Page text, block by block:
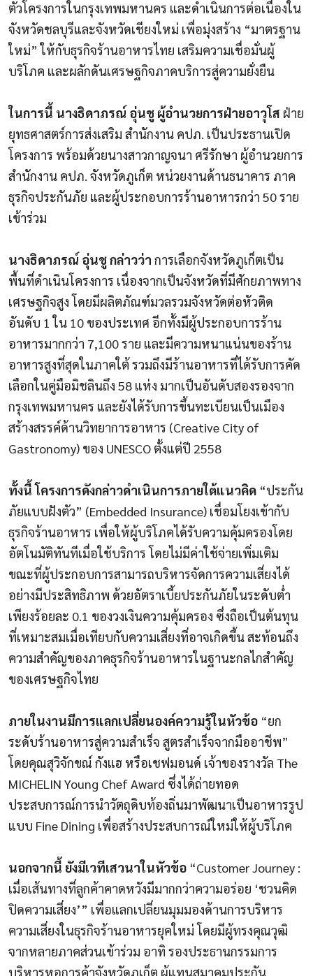
ตัวโครงการในกรุงเทพมหานคร และดำเนินการต่อเนื่องใน
จังหวัดชลบุรีและจังหวัดเชียงใหม่ เพื่อมุ่งสร้าง “มาตรฐาน
ใหม่” ให้กับธุรกิจร้านอาหารไทย เสริมความเชื่อมั่นผู้
บริโภค และผลักดันเศรษฐกิจภาคบริการสู่ความยั่งยืน
ในการนี้ นางธิดาภรณ์ อุ่นชู ผู้อำนวยการฝ่ายอาวุโส ฝ่าย
ยุทธศาสตร์การส่งเสริม สำนักงาน คปภ. เป็นประธานเปิด
โครงการ พร้อมด้วยนางสาวกาญจนา ศรีรักษา ผู้อำนวยการ
สำนักงาน คปภ. จังหวัดภูเก็ต หน่วยงานด้านธนาคาร ภาค
ธุรกิจประกันภัย และผู้ประกอบการร้านอาหารกว่า 50 ราย
เข้าร่วม
นางธิดาภรณ์ อุ่นชู กล่าวว่า การเลือกจังหวัดภูเก็ตเป็น
พื้นที่ดำเนินโครงการ เนื่องจากเป็นจังหวัดที่มีศักยภาพทาง
เศรษฐกิจสูง โดยมีผลิตภัณฑ์มวลรวมจังหวัดต่อหัวติด
อันดับ 1 ใน 10 ของประเทศ อีกทั้งมีผู้ประกอบการร้าน
อาหารมากกว่า 7,100 ราย และมีความหนาแน่นของร้าน
อาหารสูงที่สุดในภาคใต้ รวมถึงมีร้านอาหารที่ได้รับการคัด
เลือกในคู่มือมิชลินถึง 58 แห่ง มากเป็นอันดับสองรองจาก
กรุงเทพมหานคร และยังได้รับการขึ้นทะเบียนเป็นเมือง
สร้างสรรค์ด้านวิทยาการอาหาร (Creative City of
Gastronomy) ของ UNESCO ตั้งแต่ปี 2558
ทั้งนี้ โครงการดังกล่าวดำเนินการภายใต้แนวคิด “ประกัน
ภัยแบบฝังตัว” (Embedded Insurance) เชื่อมโยงเข้ากับ
ธุรกิจร้านอาหาร เพื่อให้ผู้บริโภคได้รับความคุ้มครองโดย
อัตโนมัติทันทีเมื่อใช้บริการ โดยไม่มีค่าใช้จ่ายเพิ่มเติม
ขณะที่ผู้ประกอบการสามารถบริหารจัดการความเสี่ยงได้
อย่างมีประสิทธิภาพ ด้วยอัตราเบี้ยประกันภัยในระดับต่ำ
เพียงร้อยละ 0.1 ของวงเงินความคุ้มครอง ซึ่งถือเป็นต้นทุน
ที่เหมาะสมเมื่อเทียบกับความเสี่ยงที่อาจเกิดขึ้น สะท้อนถึง
ความสำคัญของภาคธุรกิจร้านอาหารในฐานะกลไกสำคัญ
ของเศรษฐกิจไทย
ภายในงานมีการแลกเปลี่ยนองค์ความรู้ในหัวข้อ “ยก
ระดับร้านอาหารสู่ความสำเร็จ สูตรสำเร็จจากมืออาชีพ”
โดยคุณสุวิจักขณ์ กังแฮ หรือเชฟมอนด์ เจ้าของรางวัล The
MICHELIN Young Chef Award ซึ่งได้ถ่ายทอด
ประสบการณ์การนำวัตถุดิบท้องถิ่นมาพัฒนาเป็นอาหารรูป
แบบ Fine Dining เพื่อสร้างประสบการณ์ใหม่ให้ผู้บริโภค
นอกจากนี้ ยังมีเวทีเสวนาในหัวข้อ “Customer Journey :
เมื่อเส้นทางที่ลูกค้าคาดหวังมีมากกว่าความอร่อย ‘ชวนคิด
ปิดความเสี่ยง’” เพื่อแลกเปลี่ยนมุมมองด้านการบริหาร
ความเสี่ยงในธุรกิจร้านอาหารยุคใหม่ โดยมีผู้ทรงคุณวุฒิ
จากหลายภาคส่วนเข้าร่วม อาทิ รองประธานกรรมการ
บริหารหอการค้าจังหวัดภูเก็ต ผู้แทนสมาคมประกัน